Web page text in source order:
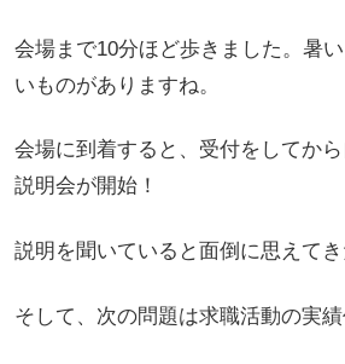
会場まで10分ほど歩きました。暑
いものがありますね。
会場に到着すると、受付をしてから
説明会が開始！
説明を聞いていると面倒に思えてき
そして、次の問題は求職活動の実